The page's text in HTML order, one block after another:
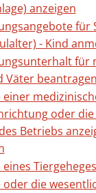
anzeigen
für
- Kind
für
Väter
einer
oder
Betriebs
oder die